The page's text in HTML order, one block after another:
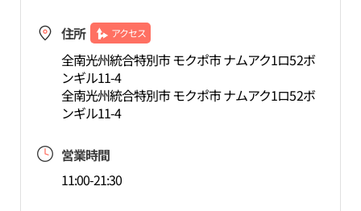
住所 アクセス
全南光州統合特別市 モクポ市 ナムアク1ロ52ボ
ンギル11-4
全南光州統合特別市 モクポ市 ナムアク1ロ52ボ
ンギル11-4
営業時間
11:00-21:30